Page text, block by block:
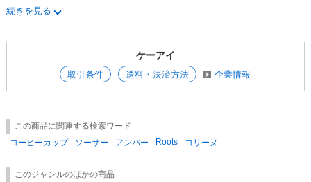
#Made in Japan
-----------------------------------------------------------------------------------
※ 製品の特性上、焼成時による色ムラや、生産時による重量、サイズに
続きを見る
ケーアイ
取引条件 送料・決済方法 企業情報
この商品に関連する検索ワード
コーヒーカップ
ソーサー アンバー Roots コリーヌ
このジャンルのほかの商品